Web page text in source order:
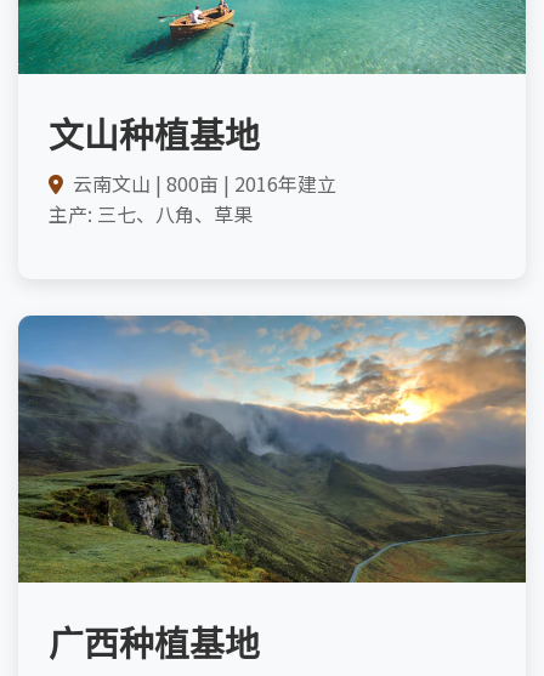
文山种植基地
云南文山 | 800亩 | 2016年建立
主产: 三七、八角、草果
广西种植基地